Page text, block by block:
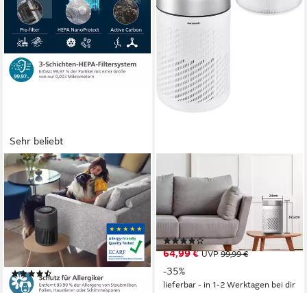
Sehr beliebt
PHILIPS
Luftreiniger AC0951/13
PureProtect Mini 900 Series,
Luftreinigungsrate 250 m³/h
min. 15 dB max. 48 dB Betriebsgeräusch
65 m²
Raumgröße
3-Schichten-HEPA-Filtersystem (HEPA NanoProtect-, Aktivkohle-, Vorfilter)
(42)
134,90 € UVP219,99 €
Luftreiniger »KJ250«
min. 22 dB max. 55 dB Betriebsgeräusch
22 W Leistung
65 m² Raumgröße
(13)
64,99 € UVP99,99 €
-35%
lieferbar - in 1-2 Werktagen bei dir